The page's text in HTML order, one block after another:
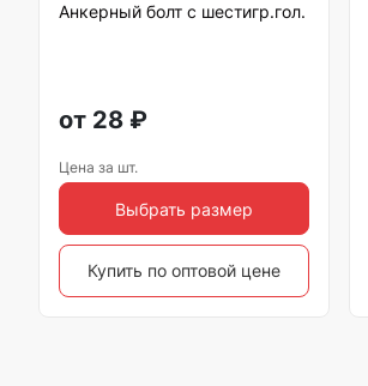
Анкерный болт с шестигр.гол.
от 28 ₽
Цена за шт.
Выбрать размер
Купить по оптовой цене